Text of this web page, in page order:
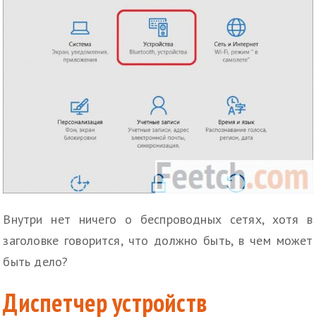
Внутри нет ничего о беспроводных сетях, хотя в
заголовке говорится, что должно быть, в чем может
быть дело?
Диспетчер устройств